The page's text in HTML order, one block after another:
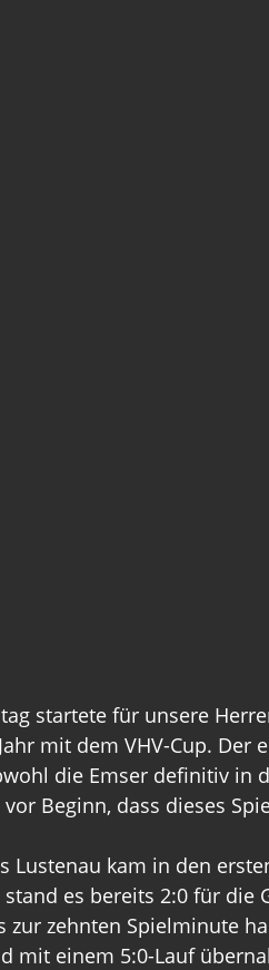
startete für unsere
mit dem VHV-Cup. Der
die Emser definitiv in
Beginn, dass dieses
Lustenau kam in den
es bereits 2:0 für die
zur zehnten Spielminute
mit einem 5:0-Lauf